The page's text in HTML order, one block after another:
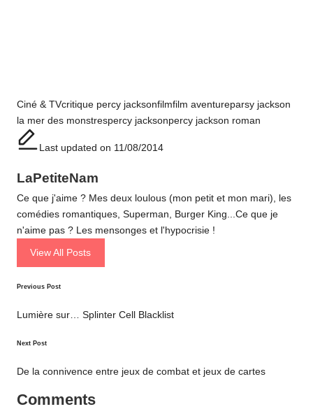
Tags:
Ciné & TVcritique percy jacksonfilmfilm aventureparsy jackson
la mer des monstrespercy jacksonpercy jackson roman
Last updated on 11/08/2014
LaPetiteNam
Ce que j'aime ? Mes deux loulous (mon petit et mon mari), les
comédies romantiques, Superman, Burger King...Ce que je
n'aime pas ? Les mensonges et l'hypocrisie !
View All Posts
Post
navigation
Previous Post
Lumière sur… Splinter Cell Blacklist
Next Post
De la connivence entre jeux de combat et jeux de cartes
Comments